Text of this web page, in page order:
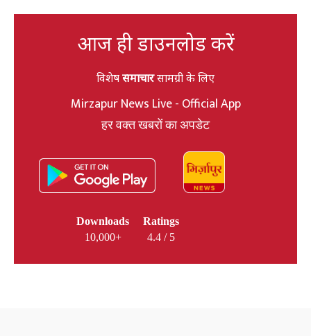
आज ही डाउनलोड करें
विशेषसमाचारसामग्री के लिए
Mirzapur News Live - Official App
हर वक्त खबरों का अपडेट
Downloads
10,000+
Ratings
4.4 / 5